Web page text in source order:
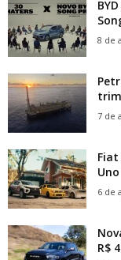
8 de
7 de
6 de
R$